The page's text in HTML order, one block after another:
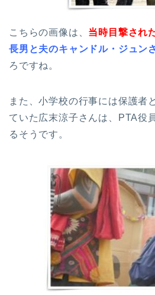
こちらの画像は、 当時目撃され
長男と夫のキャンドル・ジュン
ろですね。
また、小学校の行事には保護者
ていた広末涼子さんは、PTA役
るそうです。